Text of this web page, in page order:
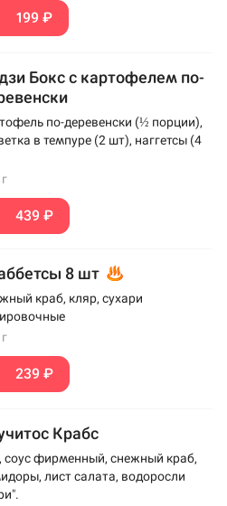
199 ₽
Бокс с картофелем по-
по-деревенски (½ порции),
в темпуре (2 шт), наггетсы (4
439 ₽
8 шт
краб, кляр, сухари
239 ₽
Крабс
соус фирменный, снежный краб,
лист салата, водоросли